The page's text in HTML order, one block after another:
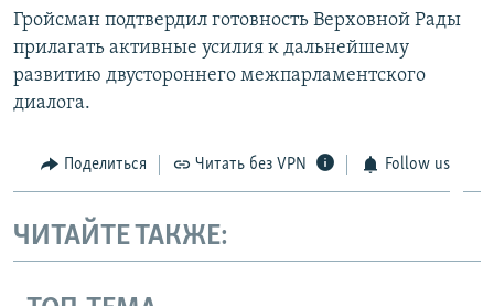
Гройсман подтвердил готовность Верховной Рады
прилагать активные усилия к дальнейшему
развитию двустороннего межпарламентского
диалога.
Поделиться Читать без VPN Follow us
ЧИТАЙТЕ ТАКЖЕ: